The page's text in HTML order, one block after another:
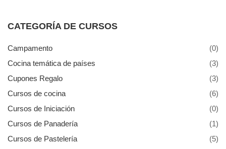
CATEGORÍA DE CURSOS
Campamento
(0)
Cocina temática de países
(3)
Cupones Regalo
(3)
Cursos de cocina
(6)
Cursos de Iniciación
(0)
Cursos de Panadería
(1)
Cursos de Pastelería
(5)